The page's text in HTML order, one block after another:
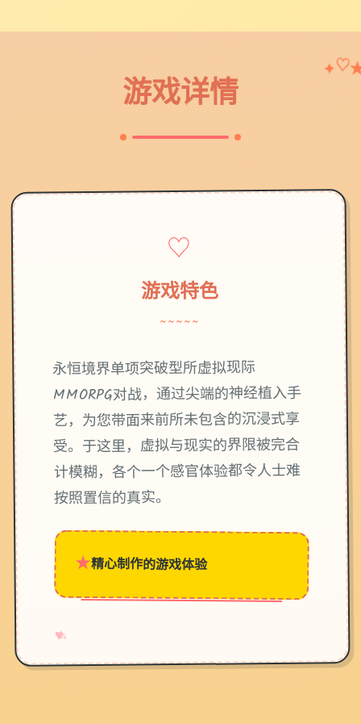
游戏详情
✦♡
♡
游戏特色
~~~~~
永恒境界单项突破型所虚拟现际
MMORPG对战，通过尖端的神经植入手
艺，为您带面来前所未包含的沉浸式享
受。于这里，虚拟与现实的界限被完合
计模糊，各个一个感官体验都令人士难
按照置信的真实。
★精心制作的游戏体验
♥
✧
→